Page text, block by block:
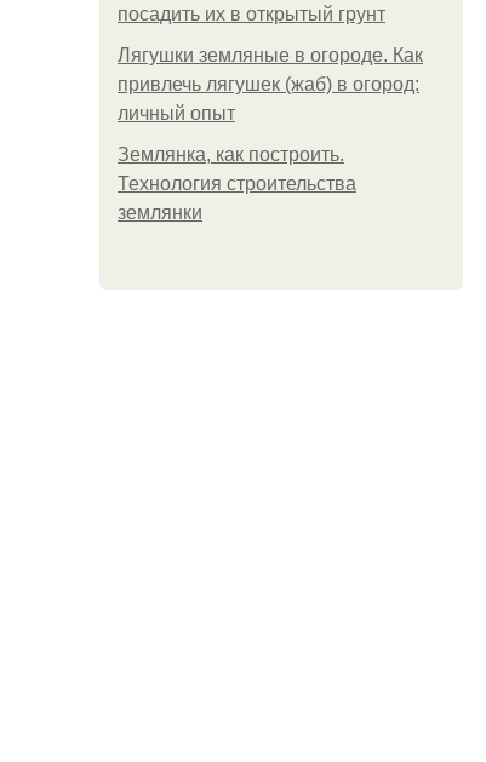
посадить их в открытый грунт
Лягушки земляные в огороде. Как
привлечь лягушек (жаб) в огород:
личный опыт
Землянка, как построить.
Технология строительства
землянки